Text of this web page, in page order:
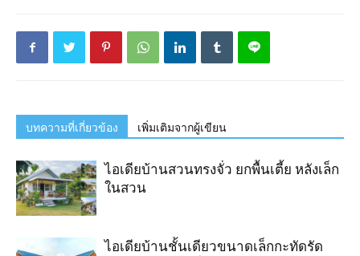
บทความที่เกี่ยวข้อง เพิ่มเติมจากผู้เขียน
ไอเดียบ้านสวนทรงจั่ว ยกพื้นเตี้ย หลังเล็ก
ในสวน
ไอเดียบ้านชั้นเดียวขนาดเล็กกะทัดรัด